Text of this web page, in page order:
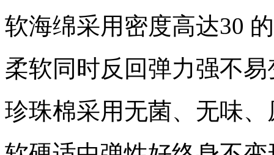
软海绵采用密度高达30
柔软同时反回弹力强不易
珍珠棉采用无菌、无味